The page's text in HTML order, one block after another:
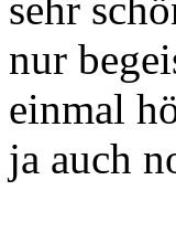
sehr
nur
einmal
ja auch